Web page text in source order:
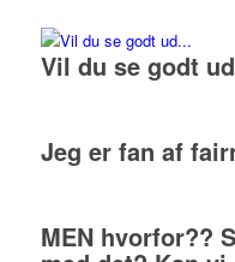
Vil du se godt
Jeg er fan af
MEN hvorfor??